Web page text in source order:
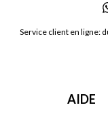
Service client en ligne:
AIDE